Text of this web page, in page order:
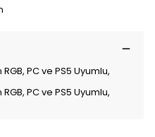
PC ve PS5 Uyumlu,
PC ve PS5 Uyumlu,